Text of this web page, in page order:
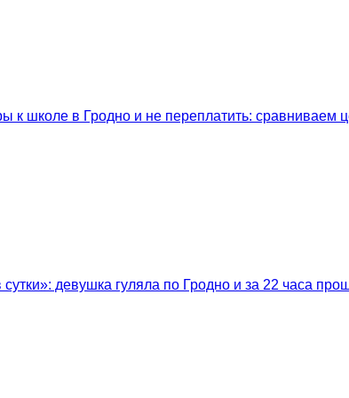
к школе в Гродно и не переплатить: сравниваем
девушка гуляла по Гродно и за 22 часа